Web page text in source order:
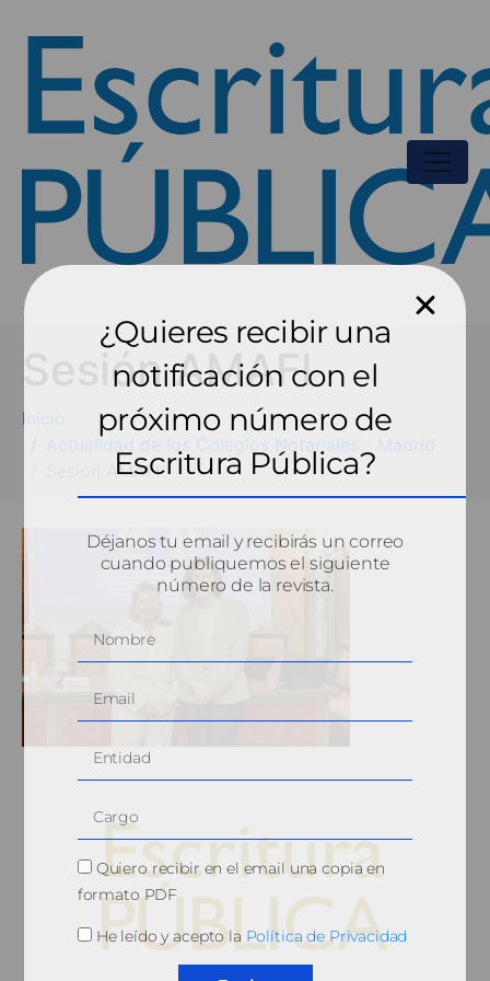
Sesión AMAFI
Inicio
Actualidad de los Colegios Notariales - Madrid
Sesión AMAFI
¿Quieres recibir una
notificación con el
próximo número de
Escritura Pública?
Déjanos tu email y recibirás un correo
cuando publiquemos el siguiente
número de la revista.
Quiero recibir en el email una copia en
formato PDF
He leído y acepto la Política de Privacidad